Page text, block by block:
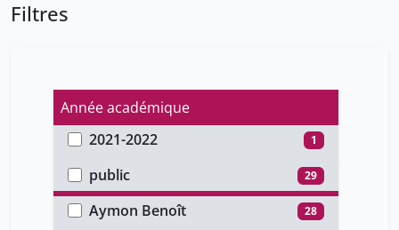
Filtres
Année académique
2021-2022
1
2017-2018 28
Type d'accès
public
29
Auteur
Aymon Benoît
28
Type de document